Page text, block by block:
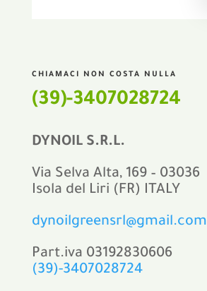
CHIAMACI NON COSTA NULLA
(39)-3407028724
DYNOIL S.R.L.
Via Selva Alta, 169 – 03036
Isola del Liri (FR) ITALY
dynoilgreensrl@gmail.com
Part.iva 03192830606
(39)-3407028724